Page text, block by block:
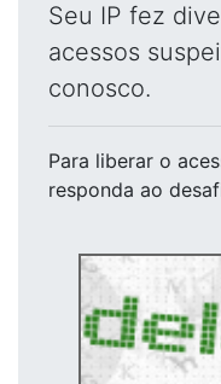
Seu IP fez
acessos
conosco.
Para liberar o
responda ao